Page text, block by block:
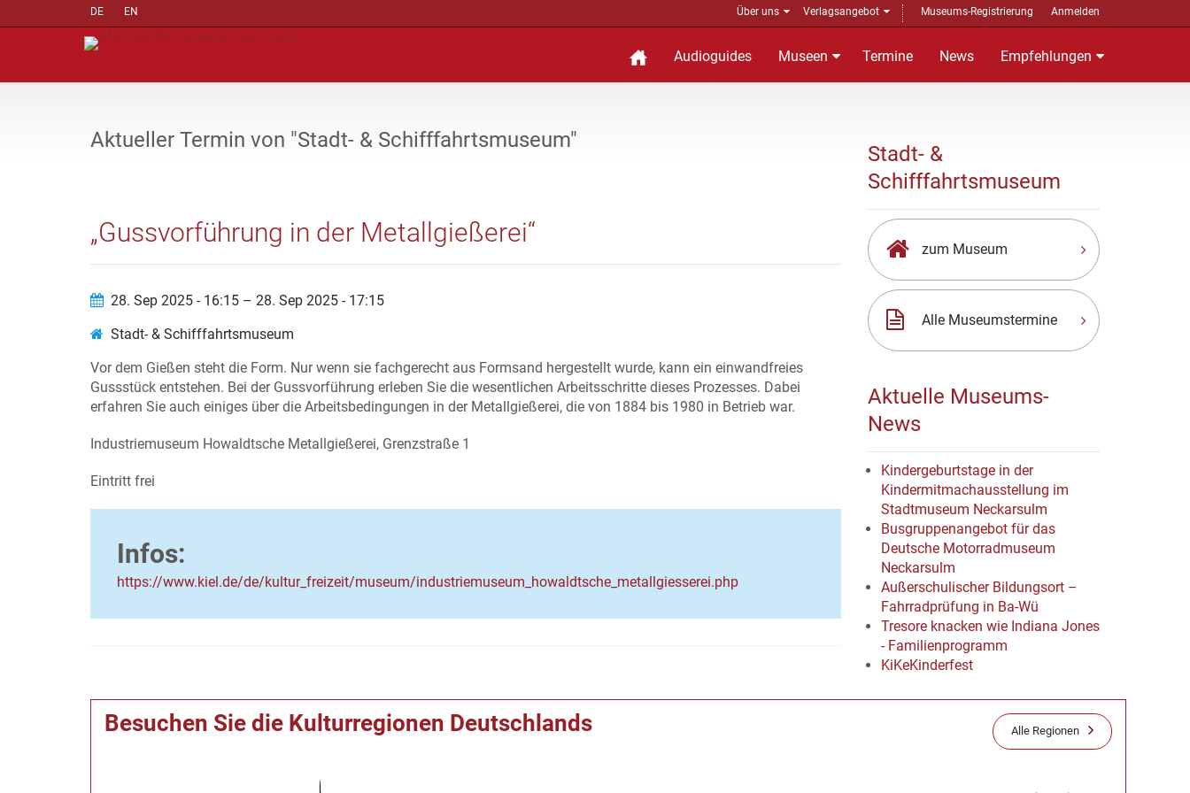
DE EN Über uns Verlagsangebot Museums-Registrierung Anmelden
Audioguides Museen Termine News Empfehlungen
Aktueller Termin von "Stadt- & Schifffahrtsmuseum"
„Gussvorführung in der Metallgießerei“
28. Sep 2025 - 16:15 – 28. Sep 2025 - 17:15
Stadt- & Schifffahrtsmuseum
Vor dem Gießen steht die Form. Nur wenn sie fachgerecht aus Formsand hergestellt wurde, kann ein einwandfreies
Gussstück entstehen. Bei der Gussvorführung erleben Sie die wesentlichen Arbeitsschritte dieses Prozesses. Dabei
erfahren Sie auch einiges über die Arbeitsbedingungen in der Metallgießerei, die von 1884 bis 1980 in Betrieb war.
Industriemuseum Howaldtsche Metallgießerei, Grenzstraße 1
Eintritt frei
Infos:
https://www.kiel.de/de/kultur_freizeit/museum/industriemuseum_howaldtsche_metallgiesserei.php
Besuchen Sie die Kulturregionen Deutschlands Alle Regionen
Stadt- &
Schifffahrtsmuseum
zum Museum
Alle Museumstermine
Aktuelle Museums-
News
Kindergeburtstage in der
Kindermitmachausstellung im
Stadtmuseum Neckarsulm
Busgruppenangebot für das
Deutsche Motorradmuseum
Neckarsulm
Außerschulischer Bildungsort –
Fahrradprüfung in Ba-Wü
Tresore knacken wie Indiana Jones
- Familienprogramm
KiKeKinderfest